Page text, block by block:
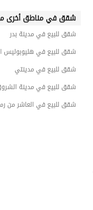
شقق في مناطق أخرى
شقق للبيع في مدينة بدر
شقق للبيع في هليوبوليس
شقق للبيع في مدينتي
شقق للبيع في مدينة
شقق للبيع في العاشر من